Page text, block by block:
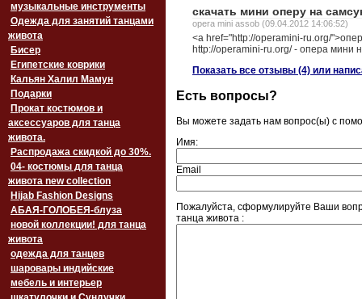
музыкальные инструменты
Одежда для занятий танцами
живота
Бисер
Египетские коврики
Кальян Халил Мамун
Подарки
Прокат костюмов и
аксессуаров для танца
живота.
Распродажа скидкой до 30%.
04- костюмы для танца
живота new collection
Hijab Fashion Designs
АБАЯ-ГОЛОБЕЯ-блуза
новой коллекции! для танца
живота
одежда для танцев
шаровары индийские
мебель и интерьер
скачать мини оперу на
opera mini assob (09.04.2012 14:06:52)
<a href="http://operamini-ru.org/
http://operamini-ru.org/ - опера мини
Показать все отзывы (4) или
Есть вопросы?
Вы можете задать нам вопрос(ы) с
Имя:
Email
Пожалуйста, сформулируйте Ваши
танца живота :